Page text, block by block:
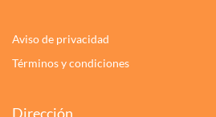
Aviso de privacidad
Términos y condiciones
Dirección